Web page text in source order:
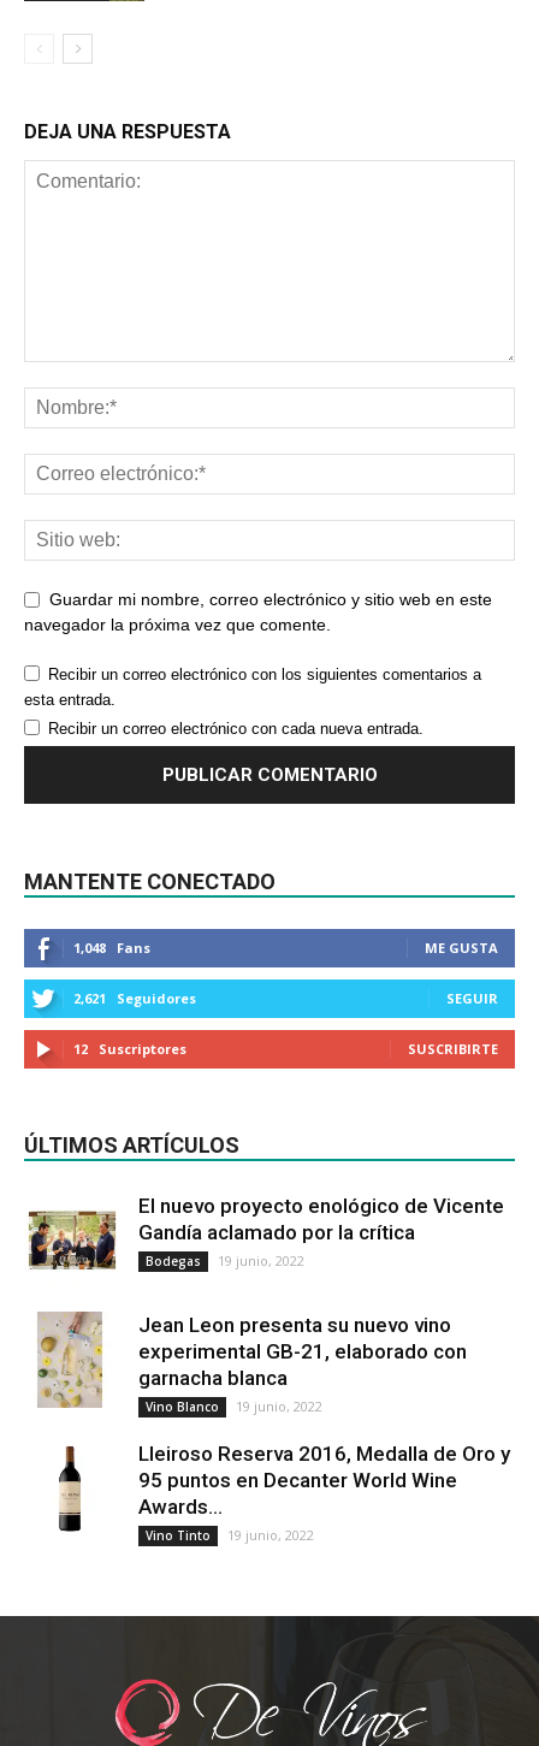
DEJA UNA RESPUESTA
Guardar mi nombre, correo electrónico y sitio web en este
navegador la próxima vez que comente.
Recibir un correo electrónico con los siguientes comentarios a
esta entrada.
Recibir un correo electrónico con cada nueva entrada.
MANTENTE CONECTADO
1,048 Fans ME GUSTA
2,621 Seguidores SEGUIR
12 Suscriptores SUSCRIBIRTE
ÚLTIMOS ARTÍCULOS
El nuevo proyecto enológico de Vicente
Gandía aclamado por la crítica
Bodegas 19 junio, 2022
Jean Leon presenta su nuevo vino
experimental GB-21, elaborado con
garnacha blanca
Vino Blanco 19 junio, 2022
Lleiroso Reserva 2016, Medalla de Oro y
95 puntos en Decanter World Wine
Awards...
Vino Tinto 19 junio, 2022